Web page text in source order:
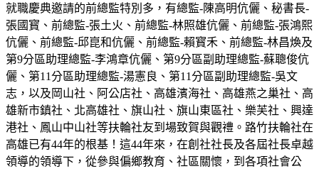
就職慶典邀請的前總監特別多，有總監-陳高明伉儷、秘書長-
張國寳、前總監-張土火、前總監-林照雄伉儷、前總監-張鴻熙
伉儷、前總監-邱崑和伉儷、前總監-賴寳禾、前總監-林昌煥及
第9分區助理總監-李鴻章伉儷、第9分區副助理總監-蘇聰俊伉
儷、第11分區助理總監-湯憲良、第11分區副助理總監-吳文
志，以及岡山社、阿公店社、高雄濱海社、高雄燕之巢社、高
雄新市鎮社、北高雄社、旗山社、旗山東區社、樂芙社、興達
港社、鳳山中山社等扶輪社友到場致賀與觀禮。路竹扶輪社在
高雄已有44年的根基！這44年來，在創社社長及各屆社長卓越
領導的領導下，從參與偏鄉教育、社區關懷，到各項社會公